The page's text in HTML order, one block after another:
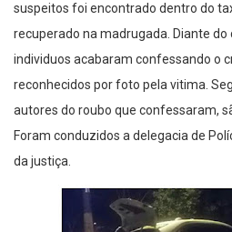
suspeitos foi encontrado dentro do
recuperado na madrugada. Diante
individuos acabaram confessando o
reconhecidos por foto pela vitima.
autores do roubo que confessaram,
Foram conduzidos a delegacia de
da justiça.